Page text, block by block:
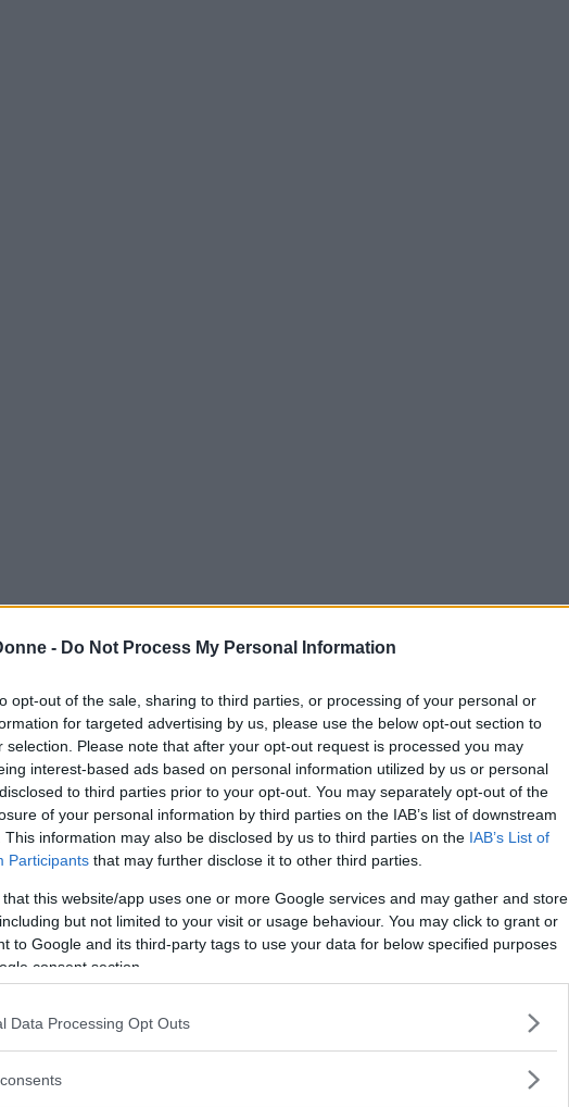
- Do Not Process My Personal Information
opt-out of the sale, sharing to third parties, or processing of your personal or
for targeted advertising by us, please use the below opt-out section to
selection. Please note that after your opt-out request is processed you may
interest-based ads based on personal information utilized by us or personal
to third parties prior to your opt-out. You may separately opt-out of the
of your personal information by third parties on the IAB’s list of downstream
This information may also be disclosed by us to third parties on the IAB’s List of
Participants that may further disclose it to other third parties.
that this website/app uses one or more Google services and may gather and store
but not limited to your visit or usage behaviour. You may click to grant or
to Google and its third-party tags to use your data for below specified purposes
consent section.
Data Processing Opt Outs
con Formaggi e Piselli
e piselli
svuota frigo per eccellenza.
gli avanzi che ci ritroviamo in casa in
formaggi o affettati.
cotte al forno che poi vengono sformate e